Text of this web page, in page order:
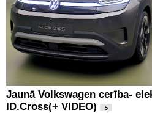
Jaunā Volkswagen cerība-
ID.Cross(+ VIDEO)
5